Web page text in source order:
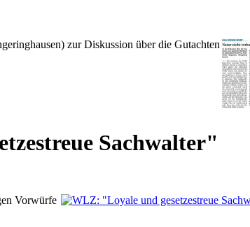
zur Diskussion über die Gutachten
Sachwalter"
Vorwürfe